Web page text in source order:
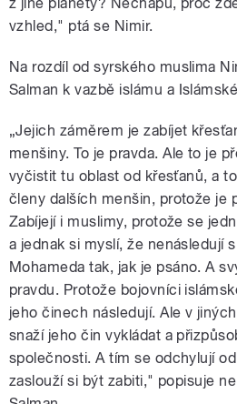
vzhled," ptá se Nimir.
Na rozdíl od syrského muslima
Salman k vazbě islámu a
„Jejich záměrem je zabíjet
menšiny. To je pravda. Ale to je
vyčistit tu oblast od křesťanů, a
členy dalších menšin, protože je
Zabíjejí i muslimy, protože se
a jednak si myslí, že nenásledují
Mohameda tak, jak je psáno. A
pravdu. Protože bojovníci
jeho činech následují. Ale v
snaží jeho čin vykládat a
společnosti. A tím se odchylují
zaslouží si být zabiti," popisuje